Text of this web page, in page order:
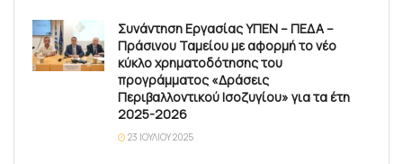
Συνάντηση Εργασίας ΥΠΕΝ – ΠΕΔΑ –
Πράσινου Ταμείου με αφορμή το νέο
κύκλο χρηματοδότησης του
προγράμματος «Δράσεις
Περιβαλλοντικού Ισοζυγίου» για τα έτη
2025-2026
23 ΙΟΥΛΊΟΥ 2025